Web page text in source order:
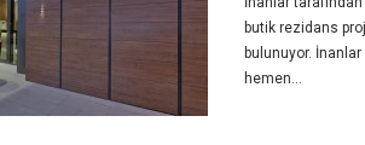
butik rezidans
bulunuyor.
hemen...